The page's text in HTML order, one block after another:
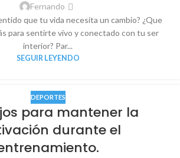
Fernando
que tu vida necesita un cambio? ¿Que
para sentirte vivo y conectado con tu ser
interior? Par...
SEGUIR LEYENDO
DEPORTES
para mantener la
durante el